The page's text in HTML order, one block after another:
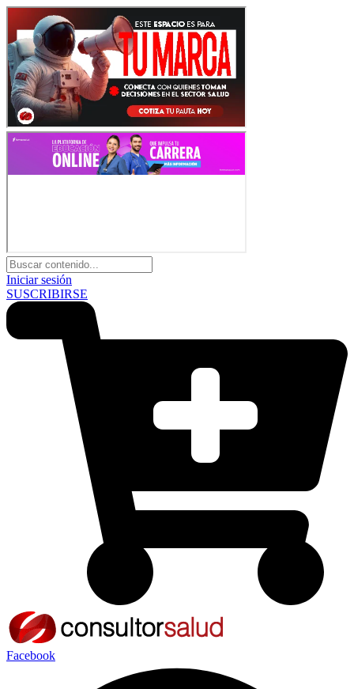
Iniciar sesión
SUSCRIBIRSE
Facebook